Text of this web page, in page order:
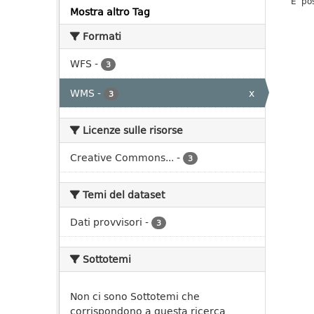
Mostra altro Tag
Formati
WFS - 3
WMS - 3 x
Licenze sulle risorse
Creative Commons... - 3
Temi del dataset
Dati provvisori - 3
Sottotemi
Non ci sono Sottotemi che
corrispondono a questa ricerca